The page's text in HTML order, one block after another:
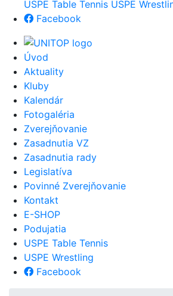
USPE Table Tennis USPE
Facebook
Úvod
Aktuality
Kluby
Kalendár
Fotogaléria
Zverejňovanie
Zasadnutia VZ
Zasadnutia rady
Legislatíva
Povinné Zverejňovanie
Kontakt
E-SHOP
Podujatia
USPE Table Tennis
USPE Wrestling
Facebook